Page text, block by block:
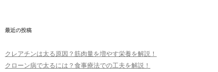
最近の投稿
クレアチンは太る原因？筋肉量を増やす栄養を解説！
クローン病で太るには？食事療法での工夫を解説！